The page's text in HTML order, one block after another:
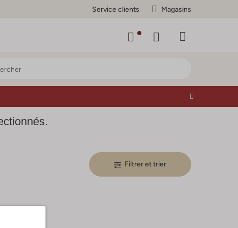
Service clients Magasins
Filtrer et trier